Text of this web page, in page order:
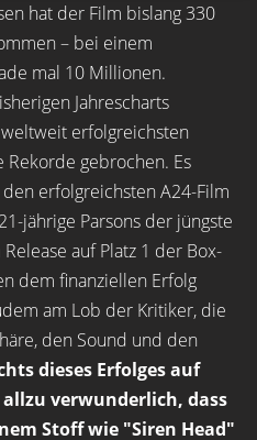
hat der Film bislang 330
– bei einem
mal 10 Millionen.
Jahrescharts
erfolgreichsten
gebrochen. Es
erfolgreichsten A24-Film
jährige Parsons der jüngste
auf Platz 1 der Box-
dem finanziellen Erfolg
am Lob der Kritiker, die
den Sound und den
dieses Erfolges auf
verwunderlich, dass
Stoff wie "Siren Head"